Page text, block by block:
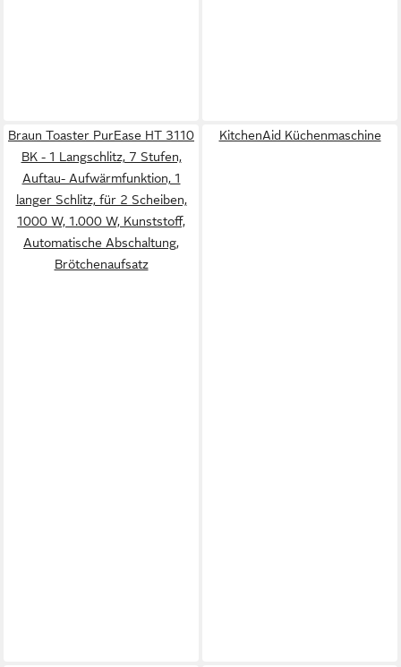
Braun Toaster PurEase HT 3110
BK - 1 Langschlitz, 7 Stufen,
Auftau- Aufwärmfunktion, 1
langer Schlitz, für 2 Scheiben,
1000 W, 1.000 W, Kunststoff,
Automatische Abschaltung,
Brötchenaufsatz
KitchenAid Küchenmaschine